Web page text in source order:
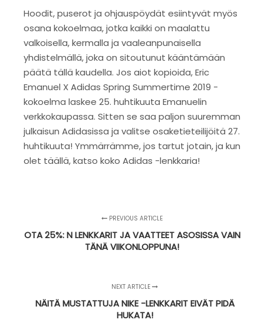
Hoodit, puserot ja ohjauspöydät esiintyvät myös
osana kokoelmaa, jotka kaikki on maalattu
valkoisella, kermalla ja vaaleanpunaisella
yhdistelmällä, joka on sitoutunut kääntämään
päätä tällä kaudella. Jos aiot kopioida, Eric
Emanuel X Adidas Spring Summertime 2019 -
kokoelma laskee 25. huhtikuuta Emanuelin
verkkokaupassa. Sitten se saa paljon suuremman
julkaisun Adidasissa ja valitse osaketieteilijöitä 27.
huhtikuuta! Ymmärrämme, jos tartut jotain, ja kun
olet täällä, katso koko Adidas -lenkkaria!
PREVIOUS ARTICLE
OTA 25%: N LENKKARIT JA VAATTEET ASOSISSA VAIN
TÄNÄ VIIKONLOPPUNA!
NEXT ARTICLE
NÄITÄ MUSTATTUJA NIKE -LENKKARIT EIVÄT PIDÄ
HUKATA!